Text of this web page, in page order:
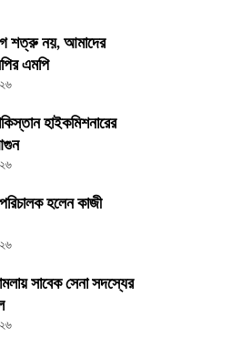
শত্রু নয়, আমাদের
এমপি
হাইকমিশনারের
হলেন কাজী
সাবেক সেনা সদস্যের